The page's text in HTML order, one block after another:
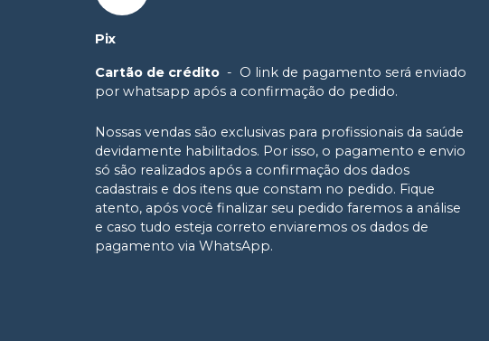
Pix
Cartão de crédito - O link de pagamento será enviado
por whatsapp após a confirmação do pedido.
Nossas vendas são exclusivas para profissionais da saúde
devidamente habilitados. Por isso, o pagamento e envio
só são realizados após a confirmação dos dados
cadastrais e dos itens que constam no pedido. Fique
atento, após você finalizar seu pedido faremos a análise
e caso tudo esteja correto enviaremos os dados de
pagamento via WhatsApp.